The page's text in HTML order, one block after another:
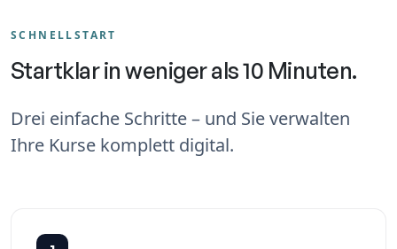
SCHNELLSTART
Startklar in weniger als 10 Minuten.
Drei einfache Schritte – und Sie verwalten
Ihre Kurse komplett digital.